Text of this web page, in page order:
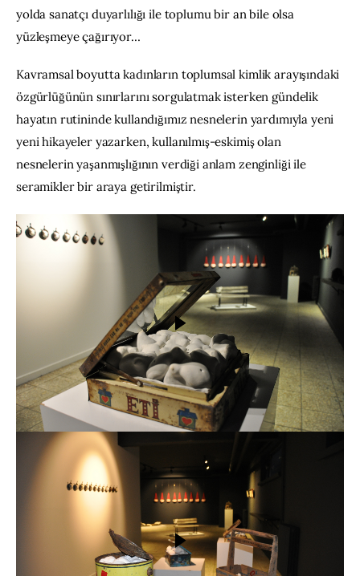
yolda sanatçı duyarlılığı ile toplumu bir an bile olsa
yüzleşmeye çağırıyor…
Kavramsal boyutta kadınların toplumsal kimlik arayışındaki
özgürlüğünün sınırlarını sorgulatmak isterken gündelik
hayatın rutininde kullandığımız nesnelerin yardımıyla yeni
yeni hikayeler yazarken, kullanılmış-eskimiş olan
nesnelerin yaşanmışlığının verdiği anlam zenginliği ile
seramikler bir araya getirilmiştir.